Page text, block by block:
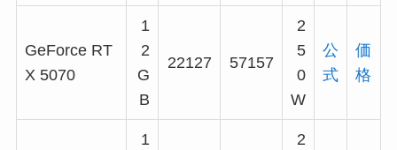
GeForce RT
X 5070
1
2
G
B
22127 57157
2
5
0
W
公
式
価
格
1
2